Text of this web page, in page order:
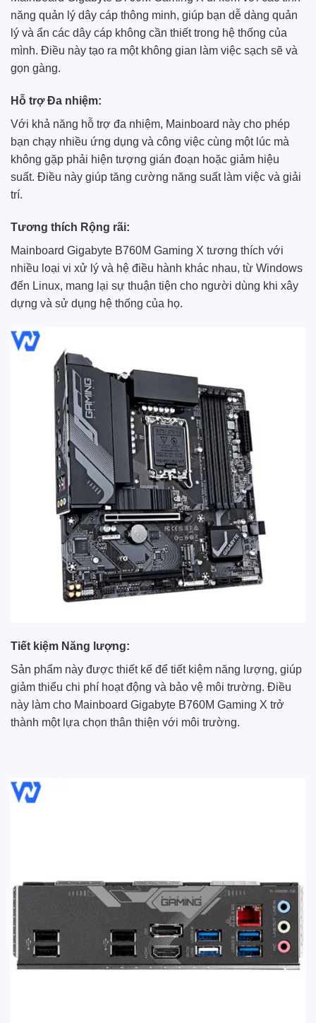
năng quản lý dây cáp thông minh, giúp bạn dễ dàng quản
lý và ẩn các dây cáp không cần thiết trong hệ thống của
mình. Điều này tạo ra một không gian làm việc sạch sẽ và
gọn gàng.
Hỗ trợ Đa nhiệm:
Với khả năng hỗ trợ đa nhiệm, Mainboard này cho phép
bạn chạy nhiều ứng dụng và công việc cùng một lúc mà
không gặp phải hiện tượng gián đoạn hoặc giảm hiệu
suất. Điều này giúp tăng cường năng suất làm việc và giải
trí.
Tương thích Rộng rãi:
Mainboard Gigabyte B760M Gaming X tương thích với
nhiều loại vi xử lý và hệ điều hành khác nhau, từ Windows
đến Linux, mang lại sự thuận tiện cho người dùng khi xây
dựng và sử dụng hệ thống của họ.
Tiết kiệm Năng lượng:
Sản phẩm này được thiết kế để tiết kiệm năng lượng, giúp
giảm thiểu chi phí hoạt động và bảo vệ môi trường. Điều
này làm cho Mainboard Gigabyte B760M Gaming X trở
thành một lựa chọn thân thiện với môi trường.